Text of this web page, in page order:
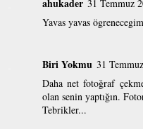
ahukader 31 Temmuz
Yavas yavas
Biri Yokmu 31
Daha net fotoğraf
olan senin yaptığın.
Tebrikler...